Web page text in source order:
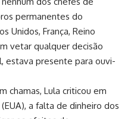
permanentes do
Unidos, França, Reino
vetar qualquer decisão
estava presente para ouvi-
chamas, Lula criticou em
a falta de dinheiro dos